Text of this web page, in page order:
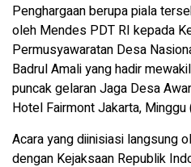
Penghargaan berupa piala
oleh Mendes PDT RI kepada
Permusyawaratan Desa
Badrul Amali yang hadir
puncak gelaran Jaga Desa
Hotel Fairmont Jakarta,
Acara yang diinisiasi langsung
dengan Kejaksaan Republik